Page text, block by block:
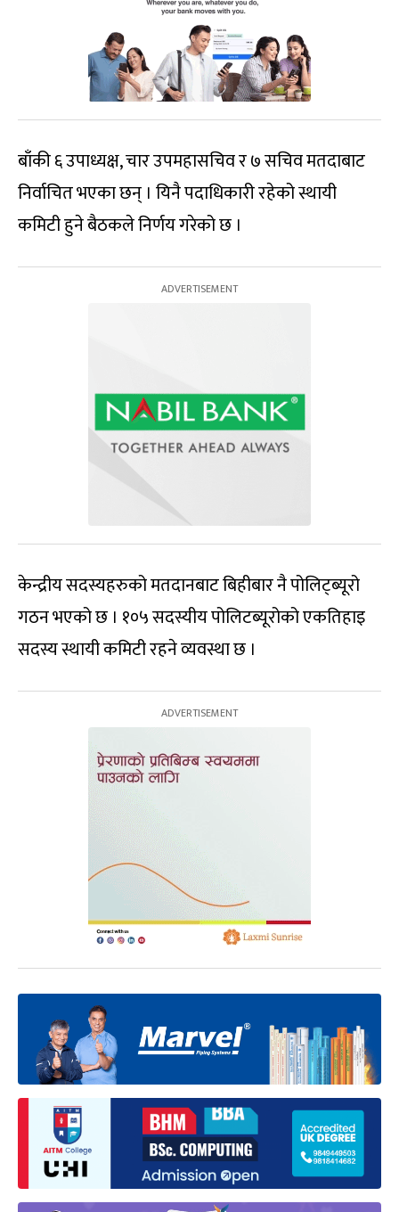
बाँकी ६ उपाध्यक्ष, चार उपमहासचिव र ७ सचिव मतदाबाट
निर्वाचित भएका छन् । यिनै पदाधिकारी रहेको स्थायी
कमिटी हुने बैठकले निर्णय गरेको छ ।
केन्द्रीय सदस्यहरुको मतदानबाट बिहीबार नै पोलिट्ब्यूरो
गठन भएको छ । १०५ सदस्यीय पोलिटब्यूरोको एकतिहाइ
सदस्य स्थायी कमिटी रहने व्यवस्था छ ।